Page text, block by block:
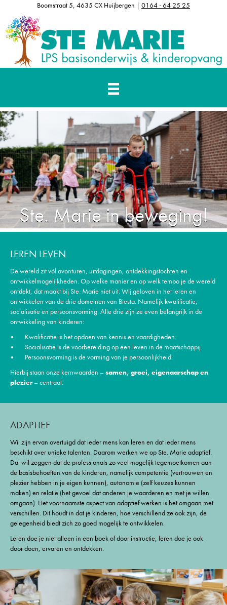
Boomstraat 5, 4635 CX Huijbergen | 0164 - 64 25 25
Ste. Marie in beweging!
LEREN LEVEN
De wereld zit vól avonturen, uitdagingen, ontdekkingstochten en
ontwikkelmogelijkheden. Op welke manier en op welk tempo je de wereld
ontdekt, dat maakt bij Ste. Marie niet uit. Wij geloven in het leren en
ontwikkelen van de drie domeinen van Biesta. Namelijk kwalificatie,
socialisatie en persoonsvorming. Alle drie zijn ze even belangrijk in de
ontwikkeling van kinderen:
Kwalificatie is het opdoen van kennis en vaardigheden.
Socialisatie is de voorbereiding op een leven in de maatschappij.
Persoonsvorming is de vorming van je persoonlijkheid.
Hierbij staan onze kernwaarden –samen, groei, eigenaarschap en
plezier– centraal.
ADAPTIEF
Wij zijn ervan overtuigd dat ieder mens kan leren en dat ieder mens
beschikt over unieke talenten. Daarom werken we op Ste. Marie adaptief.
Dat wil zeggen dat de professionals zo veel mogelijk tegemoetkomen aan
de basisbehoeften van de kinderen, namelijk competentie (vertrouwen en
plezier hebben in je eigen kunnen), autonomie (zelf keuzes kunnen
maken) en relatie (het gevoel dat anderen je waarderen en met je willen
omgaan). Het voornaamste aspect van adaptief werken is het omgaan met
verschillen. Dit houdt in dat je kinderen, hoe verschillend ze ook zijn, de
gelegenheid biedt zich zo goed mogelijk te ontwikkelen.
Leren doe je niet alleen in een boek of door instructie, leren doe je ook
door doen, ervaren en ontdekken.